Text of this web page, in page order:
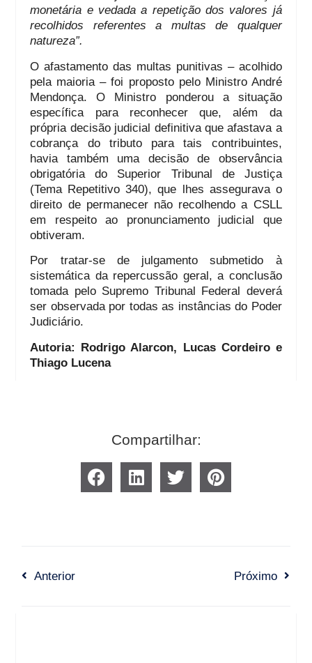
monetária e vedada a repetição dos valores já
recolhidos referentes a multas de qualquer
natureza”.
O afastamento das multas punitivas – acolhido
pela maioria – foi proposto pelo Ministro André
Mendonça. O Ministro ponderou a situação
específica para reconhecer que, além da
própria decisão judicial definitiva que afastava a
cobrança do tributo para tais contribuintes,
havia também uma decisão de observância
obrigatória do Superior Tribunal de Justiça
(Tema Repetitivo 340), que lhes assegurava o
direito de permanecer não recolhendo a CSLL
em respeito ao pronunciamento judicial que
obtiveram.
Por tratar-se de julgamento submetido à
sistemática da repercussão geral, a conclusão
tomada pelo Supremo Tribunal Federal deverá
ser observada por todas as instâncias do Poder
Judiciário.
Autoria: Rodrigo Alarcon, Lucas Cordeiro e
Thiago Lucena
Compartilhar:
Anterior Próximo